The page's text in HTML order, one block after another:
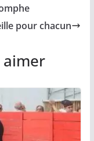
pour chacun
aimer